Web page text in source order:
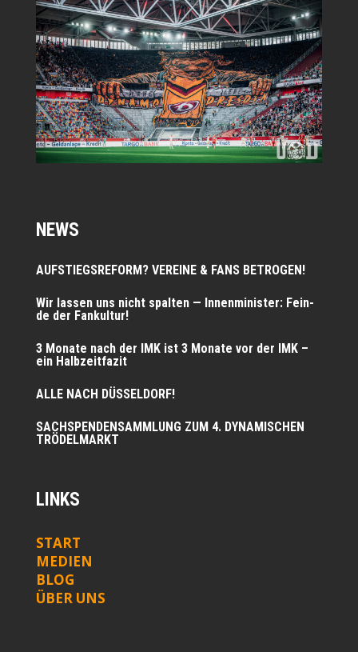
NEWS
AUFSTIEGSREFORM? VEREINE & FANS BETROGEN!
Wir las­sen uns nicht spal­ten — Innen­mi­nis­ter: Fein­
de der Fankultur!
3 Mona­te nach der IMK ist 3 Mona­te vor der IMK –
ein Halbzeitfazit
ALLE NACH DÜSSELDORF!
SACHSPENDENSAMMLUNG ZUM 4. DYNAMISCHEN
TRÖDELMARKT
LINKS
START
MEDIEN
BLOG
ÜBER UNS